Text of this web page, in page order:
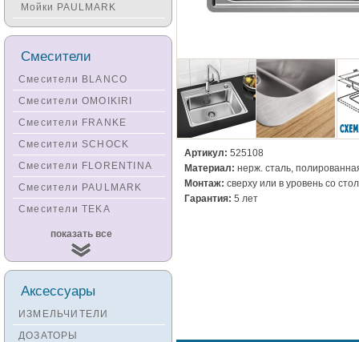
Артикул: 525108
Материал: нерж. сталь,
Монтаж: сверху или в уровень со
Гарантия: 5 лет
Мойки PAULMARK
Смесители
Смесители BLANCO
Смесители OMOIKIRI
Смесители FRANKE
Смесители SCHOCK
Смесители FLORENTINA
Смесители PAULMARK
Смесители TEKA
Смесители
KUCHENSTERN
Смесители ZORG
Смесители KANTERA
Смесители SEAMAN
показать все
Аксессуары
ИЗМЕЛЬЧИТЕЛИ
ДОЗАТОРЫ